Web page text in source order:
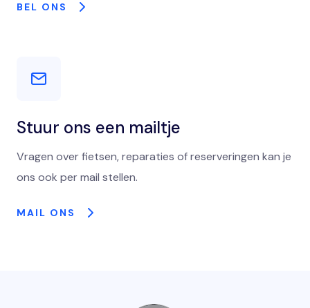
BEL ONS
Stuur ons een mailtje
Vragen over fietsen, reparaties of reserveringen kan je
ons ook per mail stellen.
MAIL ONS